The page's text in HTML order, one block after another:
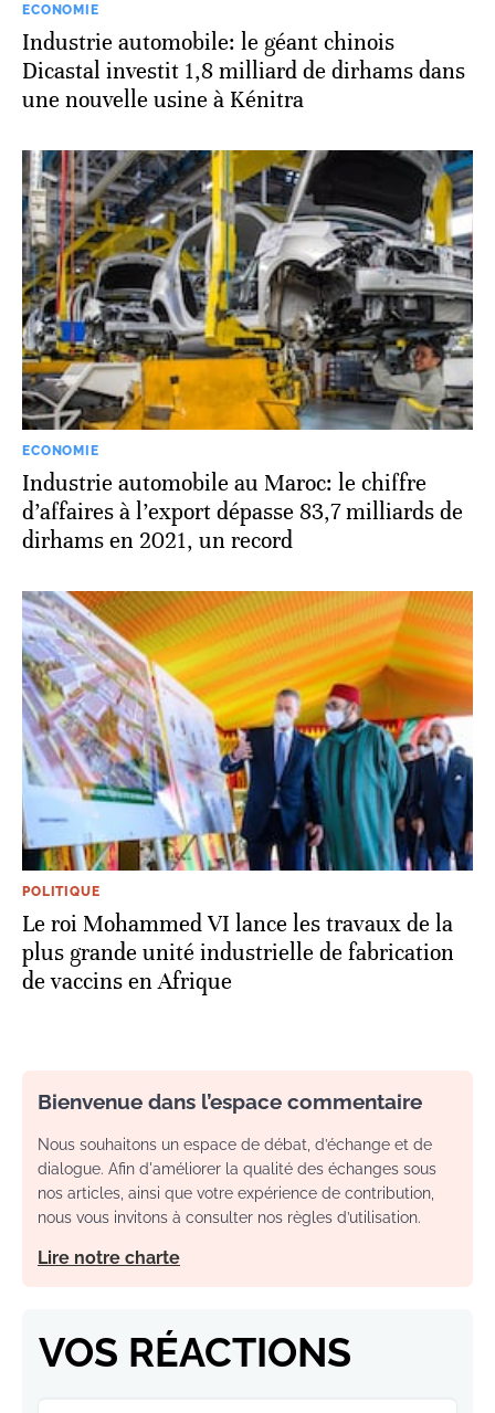
ECONOMIE
Industrie automobile: le géant chinois
Dicastal investit 1,8 milliard de dirhams dans
une nouvelle usine à Kénitra
ECONOMIE
Industrie automobile au Maroc: le chiffre
d’affaires à l’export dépasse 83,7 milliards de
dirhams en 2021, un record
POLITIQUE
Le roi Mohammed VI lance les travaux de la
plus grande unité industrielle de fabrication
de vaccins en Afrique
Bienvenue dans l’espace commentaire
Nous souhaitons un espace de débat, d’échange et de
dialogue. Afin d'améliorer la qualité des échanges sous
nos articles, ainsi que votre expérience de contribution,
nous vous invitons à consulter nos règles d’utilisation.
Lire notre charte
VOS RÉACTIONS